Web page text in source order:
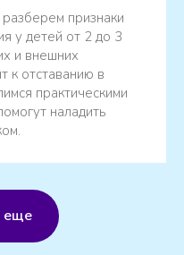
признаки
у детей от 2 до 3
и внешних
к отставанию в
практическими
наладить
еще